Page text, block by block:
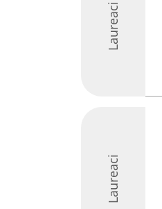
Laureaci
Laureaci